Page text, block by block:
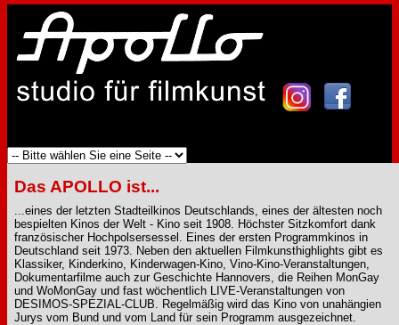
Das APOLLO ist...
...eines der letzten Stadteilkinos Deutschlands, eines der ältesten noch
bespielten Kinos der Welt - Kino seit 1908. Höchster Sitzkomfort dank
französischer Hochpolsersessel. Eines der ersten Programmkinos in
Deutschland seit 1973. Neben den aktuellen Filmkunsthighlights gibt es
Klassiker, Kinderkino, Kinderwagen-Kino, Vino-Kino-Veranstaltungen,
Dokumentarfilme auch zur Geschichte Hannovers, die Reihen MonGay
und WoMonGay und fast wöchentlich LIVE-Veranstaltungen von
DESIMOS-SPEZIAL-CLUB. Regelmäßig wird das Kino von unahängien
Jurys vom Bund und vom Land für sein Programm ausgezeichnet.